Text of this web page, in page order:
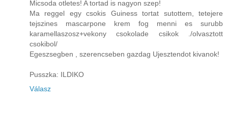
Micsoda otletes! A tortad is nagyon szep!
Ma reggel egy csokis Guiness tortat sutottem, tetejere
tejszines mascarpone krem fog menni es surubb
karamellaszosz+vekony csokolade csikok ./olvasztott
csokibol/
Egeszsegben , szerencseben gazdag Ujesztendot kivanok!
Pusszka: ILDIKO
Válasz